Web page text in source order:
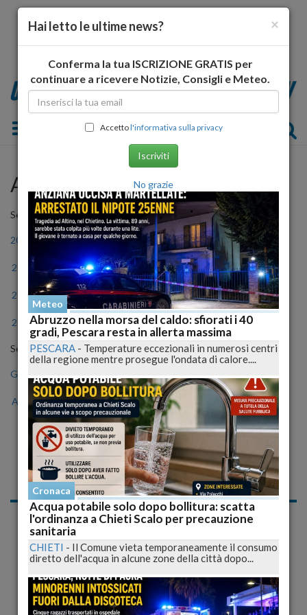
Toggle navigation
Archivio Storico
Seleziona l'anno
2006 2007 2008 2009 2010 2011
2012 2013 2014 2015 2016 2017
2018 2019 2020 2021 2022 2023
2024 2025 2026
Seleziona il mese
Gen
Ago Set Ott Nov Dic
Notizie di Lunedì, 16
Dicembre 2019
Cronaca
×
Hai letto le ultime news?
Conferma la tua ISCRIZIONE GRATIS per
continuare a ricevere Notizie, Consigli e Meteo.
Accettol'informativa sulla privacy
Iscriviti
No grazie
Meteo
Abruzzo nella morsa del caldo: sfiorati i 40
gradi, Pescara resta in allerta massima
PESCARA - Temperature eccezionali in numerosi centri
della regione mentre prosegue l'ondata di calore....
Cronaca
Acqua potabile solo dopo bollitura: scatta
l'ordinanza a Chieti Scalo per precauzione
sanitaria
CHIETI - Il Comune vieta temporaneamente il consumo
diretto dell'acqua in alcune zone della città dopo...